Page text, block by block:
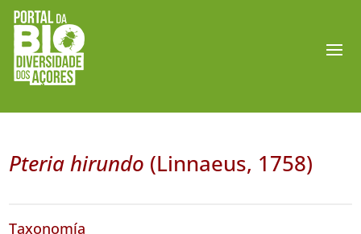
Pteria hirundo (Linnaeus, 1758)
Taxonomía